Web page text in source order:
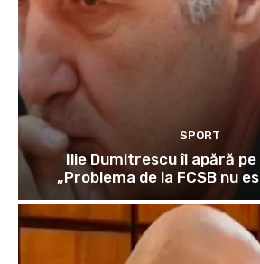
SPORT
Ilie Dumitrescu îl apără pe
„Problema de la FCSB nu